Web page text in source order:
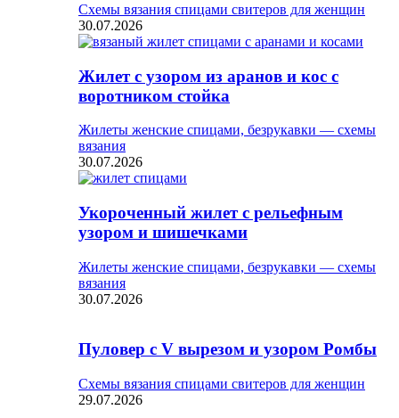
Схемы вязания спицами свитеров для женщин
30.07.2026
Жилет с узором из аранов и кос с
воротником стойка
Жилеты женские спицами, безрукавки — схемы
вязания
30.07.2026
Укороченный жилет с рельефным
узором и шишечками
Жилеты женские спицами, безрукавки — схемы
вязания
30.07.2026
Пуловер с V вырезом и узором Ромбы
Схемы вязания спицами свитеров для женщин
29.07.2026